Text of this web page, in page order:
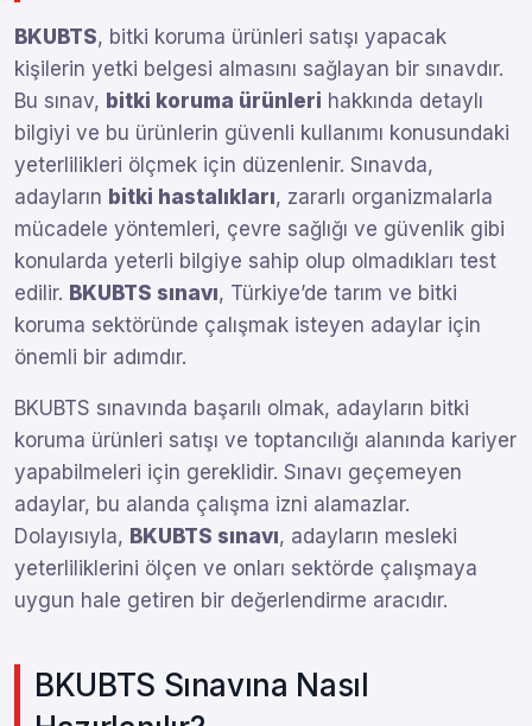
BKUBTS, bitki koruma ürünleri satışı yapacak
kişilerin yetki belgesi almasını sağlayan bir sınavdır.
Bu sınav, bitki koruma ürünleri hakkında detaylı
bilgiyi ve bu ürünlerin güvenli kullanımı konusundaki
yeterlilikleri ölçmek için düzenlenir. Sınavda,
adayların bitki hastalıkları, zararlı organizmalarla
mücadele yöntemleri, çevre sağlığı ve güvenlik gibi
konularda yeterli bilgiye sahip olup olmadıkları test
edilir. BKUBTS sınavı, Türkiye’de tarım ve bitki
koruma sektöründe çalışmak isteyen adaylar için
önemli bir adımdır.
BKUBTS sınavında başarılı olmak, adayların bitki
koruma ürünleri satışı ve toptancılığı alanında kariyer
yapabilmeleri için gereklidir. Sınavı geçemeyen
adaylar, bu alanda çalışma izni alamazlar.
Dolayısıyla, BKUBTS sınavı, adayların mesleki
yeterliliklerini ölçen ve onları sektörde çalışmaya
uygun hale getiren bir değerlendirme aracıdır.
BKUBTS Sınavına Nasıl